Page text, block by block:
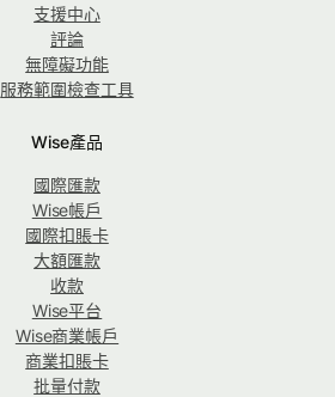
支援中心
評論
無障礙功能
服務範圍檢查工具
Wise產品
國際匯款
Wise帳戶
國際扣賬卡
大額匯款
收款
Wise平台
Wise商業帳戶
商業扣賬卡
批量付款